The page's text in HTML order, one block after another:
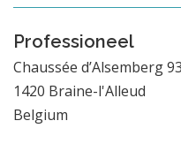
Professioneel
Chaussée d’Alsemberg
1420 Braine-l'Alleud
Belgium